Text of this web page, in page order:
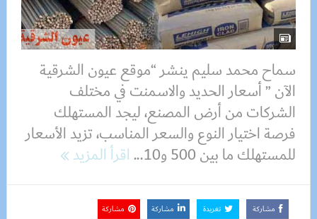
سماح محمد سليم ينشر “موقع عيون الشرقية
الآن ” أسعار الحديد والاسمنت في مختلف
الشركات من أرض المصنع، ليجد المستهلك
فرصة اختيار النوع والسعر المناسب، تزيد الأسعار
للمستهلك ما بين 500 و10...
اقرأ المزيد
مشاركة تغريدة مشاركة مشاركة